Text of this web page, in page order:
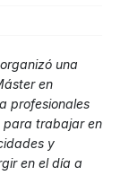
organizó una
en
profesionales
para trabajar en
y
en el día a